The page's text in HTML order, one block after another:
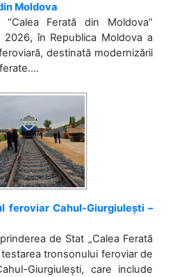
Moldova
Ferată din Moldova”
în Republica Moldova a
destinată modernizării
feroviar Cahul-Giurgiulești –
de Stat „Calea Ferată
tronsonului feroviar de
Giurgiulești, care include